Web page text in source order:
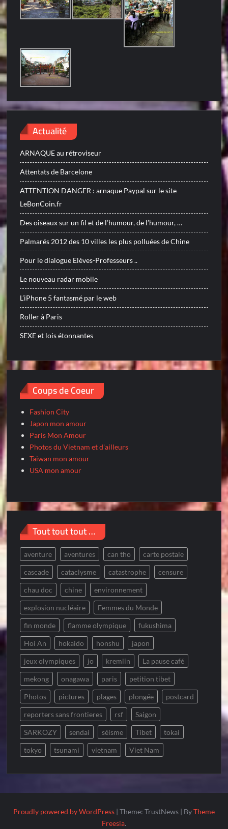
Actualité
ARNAQUE au rétroviseur
Attentats de Barcelone
ATTENTION DANGER : arnaque Paypal sur le site
LeBonCoin.fr
Des oiseaux sur un fil et de l’humour, de l’humour, …
Palmarés 2012 des 10 villes les plus polluées de Chine
Pour le dialogue Elèves-Professeurs ..
Le nouveau radar mobile
L’iPhone 5 fantasmé par le web
Roller à Paris
SEXE et lois étonnantes
Coups de Coeur
Fashion City
Japon mon amour
Paris Mon Amour
Photos du Vietnam et d'ailleurs
Taiwan mon amour
USA mon amour
Tout tout tout …
aventure aventures can tho carte postale
cascade cataclysme catastrophe censure
chau doc chine environnement
explosion nucléaire Femmes du Monde
fin monde flamme olympique fukushima
Hoi An hokaido honshu japon
jeux olympiques jo kremlin La pause café
mekong onagawa paris petition tibet
Photos pictures plages plongée postcard
reporters sans frontieres rsf Saigon
SARKOZY sendai séisme Tibet tokai
tokyo tsunami vietnam Viet Nam
Proudly powered by WordPress | Theme: TrustNews | ByTheme
Freesia.